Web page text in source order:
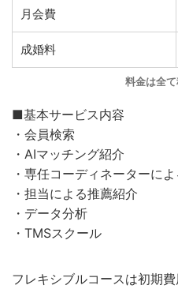
月会費
成婚料
料金は全て
■基本サービス内容
・会員検索
・AIマッチング紹介
・専任コーディネーターに
・担当による推薦紹介
・データ分析
・TMSスクール
フレキシブルコースは初期